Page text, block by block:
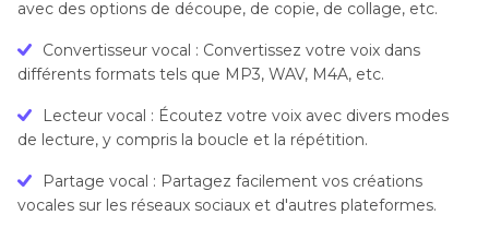
avec des options de découpe, de copie, de collage, etc.
Convertisseur vocal : Convertissez votre voix dans
différents formats tels que MP3, WAV, M4A, etc.
Lecteur vocal : Écoutez votre voix avec divers modes
de lecture, y compris la boucle et la répétition.
Partage vocal : Partagez facilement vos créations
vocales sur les réseaux sociaux et d'autres plateformes.